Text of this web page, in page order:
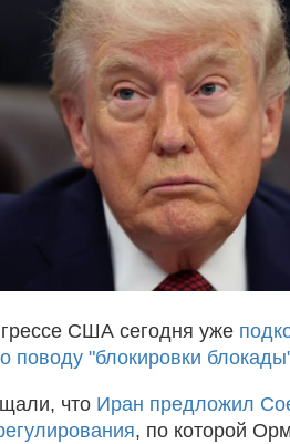
США сегодня уже
поводу "блокировки
что Иран предложил
, по которой